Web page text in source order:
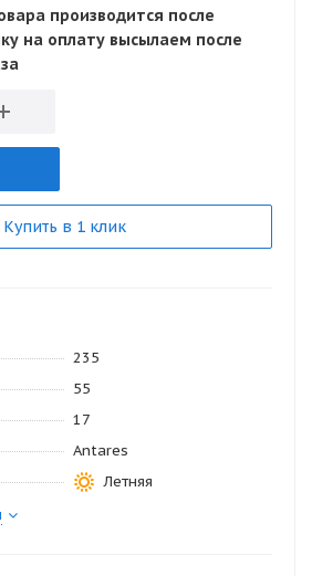
производится после
на оплату высылаем после
Купить в 1 клик
235
55
17
Antares
Летняя